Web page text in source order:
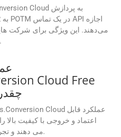
می‌دهند. این ویژگی برای شرکت
کار می کنند بسیار مفید است.
Cloud Free
اعتماد و خروجی با کیفیت بالا
می دهند و تجربه یکپارچه را تضمین می کنند.